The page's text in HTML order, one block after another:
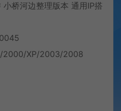
桥河边整理版本 通用IP搭
2000/XP/2003/2008